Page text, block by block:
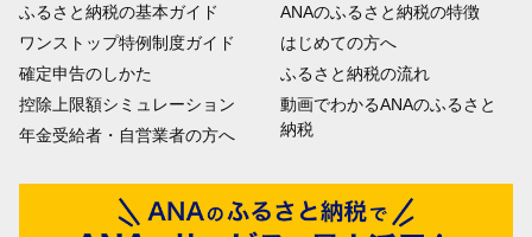
ふるさと納税の基本ガイド
ワンストップ特例制度ガイド
確定申告のしかた
控除上限額シミュレーション
年金受給者・自営業者の方へ
ANAのふるさと納税の特徴
はじめての方へ
ふるさと納税の流れ
動画でわかるANAのふるさと
納税